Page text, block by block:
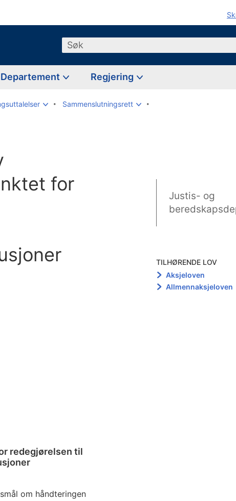
Søk
Departement Regjering
Sammenslutningsrett
for
redegjørelsen til
om håndteringen
Justis- og
TILHØRENDE LOV
Aksjeloven
Allmennaksjeloven